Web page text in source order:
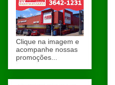
Clique na imagem e
acompanhe nossas
promoções...